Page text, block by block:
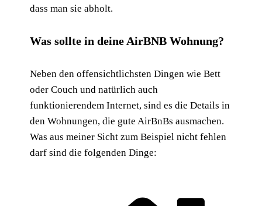
dass man sie abholt.
Was sollte in deine AirBNB Wohnung?
Neben den offensichtlichsten Dingen wie Bett
oder Couch und natürlich auch
funktionierendem Internet, sind es die Details in
den Wohnungen, die gute AirBnBs ausmachen.
Was aus meiner Sicht zum Beispiel nicht fehlen
darf sind die folgenden Dinge: